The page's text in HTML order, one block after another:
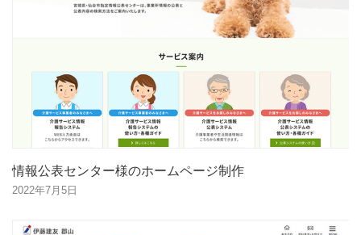
情報公表センター様のホームページ制作
2022年7月5日